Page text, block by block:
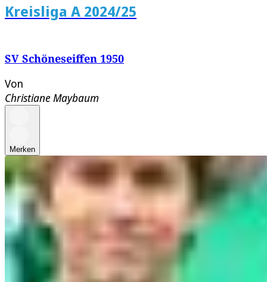
Kreisliga A 2024/25
SV Schöneseiffen 1950
Von
Christiane Maybaum
Merken